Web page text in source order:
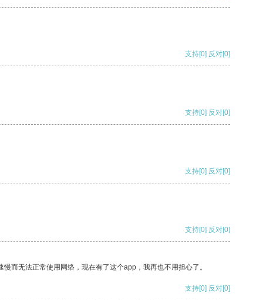
支持[0] 反对[0]
支持[0] 反对[0]
支持[0] 反对[0]
支持[0] 反对[0]
而无法正常使用网络，现在有了这个app，我再也不用担心了。
支持[0] 反对[0]